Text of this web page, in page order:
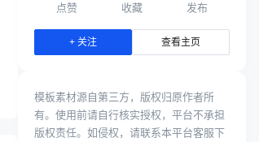
点赞 收藏 发布
+ 关注 查看主页
模板素材源自第三方，版权归原作者所
有。使用前请自行核实授权，平台不承担
版权责任。如侵权，请联系本平台客服下